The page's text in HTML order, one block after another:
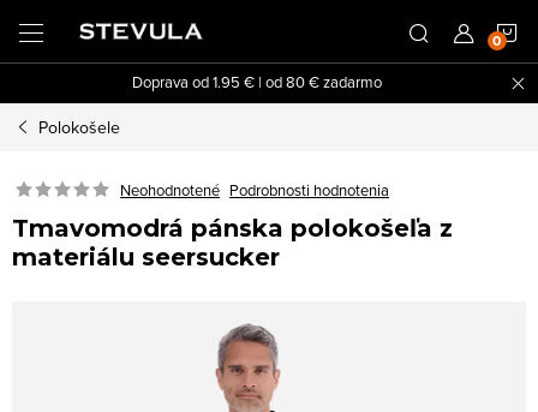
obsah
Doprava od 1.95 € | od 80 € zadarmo
Polokošele
Neohodnotené Podrobnosti hodnotenia
Tmavomodrá pánska polokošeľa z
materiálu seersucker